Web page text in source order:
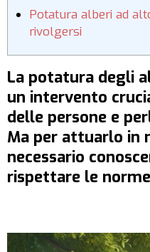
Potatura alberi ad
rivolgersi
La potatura degli
un intervento
delle persone e
Ma per attuarlo in
necessario
rispettare le